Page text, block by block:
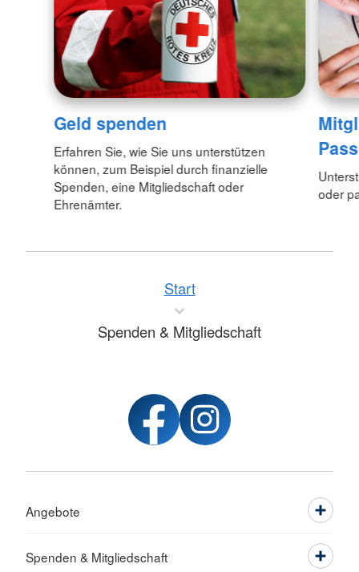
Geld spenden
Erfahren Sie, wie Sie uns unterstützen
können, zum Beispiel durch finanzielle
Spenden, eine Mitgliedschaft oder
Ehrenämter.
oder
Start
Spenden & Mitgliedschaft
Angebote
Spenden & Mitgliedschaft